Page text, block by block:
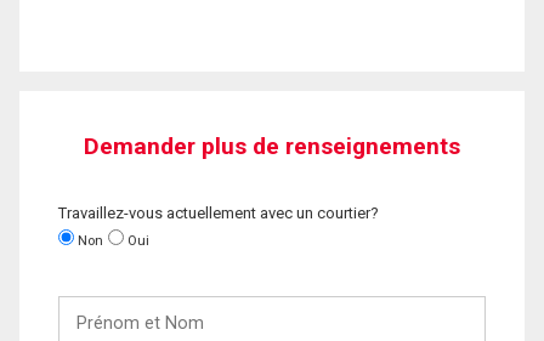
Demander plus de renseignements
Travaillez-vous actuellement avec un courtier?
Non Oui